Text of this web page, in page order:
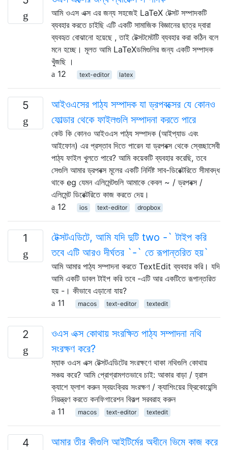
আমি ওএস এক্স এর জন্য সহজেই LaTeX টেক্সট সম্পাদকটি
ব্যবহার করতে চাইছি এটি একটি সামাজিক বিজ্ঞানের ছাত্র দ্বারা
ব্যবহৃত বোঝানো হয়েছে , তাই টেক্সটমেটটি ব্যবহার করা কঠিন বলে
মনে হচ্ছে। মূলত আমি LaTeXডমিগুলির জন্য একটি সম্পাদক
খুঁজছি ।
12
text-editor latex
5
আইওএসের পাঠ্য সম্পাদক যা ড্রপবক্সের যে কোনও
ফোল্ডার থেকে ফাইলগুলি সম্পাদনা করতে পারে
কেউ কি কোনও আইওএস পাঠ্য সম্পাদক (আইপ্যাড এবং
আইফোন) এর প্রস্তাব দিতে পারেন যা ড্রপবক্স থেকে স্বেচ্ছাসেবী
পাঠ্য ফাইল খুলতে পারে? আমি কয়েকটি ব্যবহার করেছি, তবে
সেগুলি আমার ড্রপবক্স মূলের একটি নির্দিষ্ট সাব-ডিরেক্টরিতে সীমাবদ্ধ
থাকে eg যেমন এলিমেন্টগুলি আমাকে কেবল ~ / ড্রপবক্স /
এলিমেন্ট ডিরেক্টরিতে কাজ করতে দেয়।
12
ios text-editor dropbox
1
টেক্সটএডিটে, আমি যদি দুটি two -` টাইপ করি
তবে এটি আরও দীর্ঘতর `-` তে রূপান্তরিত হয়`
আমি আমার পাঠ্য সম্পাদনা করতে TextEdit ব্যবহার করি। যদি
আমি একটি ডাবল টাইপ করি তবে -এটি আর একটিতে রূপান্তরিত
হয় -। কীভাবে এড়ানো যায়?
11
macos text-editor textedit
2
ওএস এক্স কোথায় সংরক্ষিত পাঠ্য সম্পাদনা নথি
সংরক্ষণ করে?
ম্যাক ওএস এক্স টেক্সটএডিটের সংরক্ষণে থাকা নথিগুলি কোথায়
সঞ্চয় করে? আমি প্রোগ্রামগতভাবে চাই: আকার বাড়া / হ্রাস
ক্যাশে ফ্লাশ করুন স্বয়ংক্রিয় সংরক্ষণ / ক্যাশিংয়ের ফ্রিকোয়েন্সি
নিয়ন্ত্রণ করতে কনফিগারেশন বিকল্প সরবরাহ করুন
11
macos text-editor textedit
4
আমার তীর কীগুলি আইটির্মের অধীনে ভিমে কাজ করে